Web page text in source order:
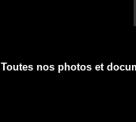
Toutes nos photos et